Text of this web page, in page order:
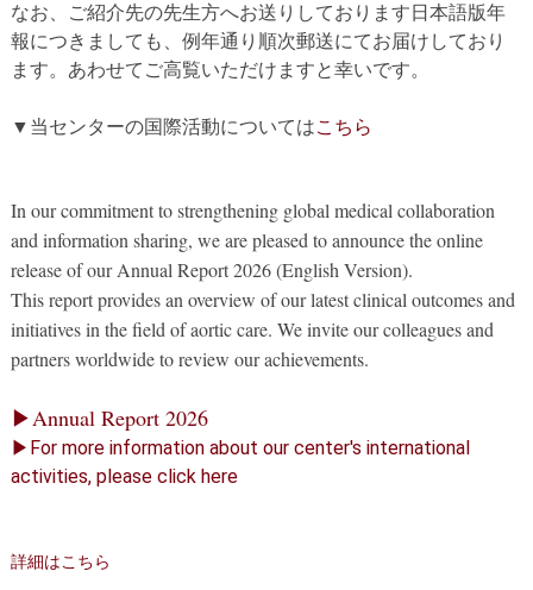
ステントグラフトによる治療 年齢・余病
マルファン症候群
診察をご希望の方へ
遠方から来院される方は？ 外来予約について
治療費について
都道府県別紹介病院 良くある質問
お問い合わせ
なお、ご紹介先の先生方へお送りしております日本語版年
報につきましても、例年通り順次郵送にてお届けしており
ます。あわせてご高覧いただけますと幸いです。
▼当センターの国際活動についてはこちら
In our commitment to strengthening global medical collaboration
and information sharing, we are pleased to announce the online
release of our Annual Report 2026 (English Version).
This report provides an overview of our latest clinical outcomes and
initiatives in the field of aortic care. We invite our colleagues and
partners worldwide to review our achievements.
▶Annual Report 2026
▶For more information about our center's international
activities, please click here
詳細はこちら